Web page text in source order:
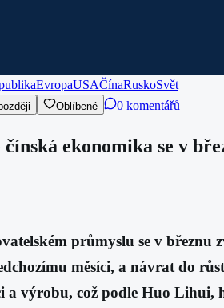
EvropaUSAČínaRuskoSvět
Oblíbené 0 komentářů
ekonomika se v
průmyslu se v březnu
měsíci, a návrat do
výrobu, což podle Huo Lihui,